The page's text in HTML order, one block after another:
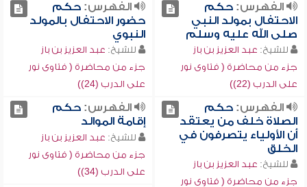
الفهرس:حكم
الاحتفال بمولد النبي
صلى الله عليه وسلم
للشيخ: عبد العزيز بن باز
جزء من محاضرة ( فتاوى نور
على الدرب (22))
الفهرس:حكم
حضور الاحتفال بالمولد
النبوي
للشيخ: عبد العزيز بن باز
جزء من محاضرة ( فتاوى نور
على الدرب (24))
الفهرس:حكم
الصلاة خلف من يعتقد
أن الأولياء يتصرفون في
الخلق
للشيخ: عبد العزيز بن باز
جزء من محاضرة ( فتاوى نور
الفهرس:حكم
إقامة الموالد
للشيخ: عبد العزيز بن باز
جزء من محاضرة ( فتاوى نور
على الدرب (34))